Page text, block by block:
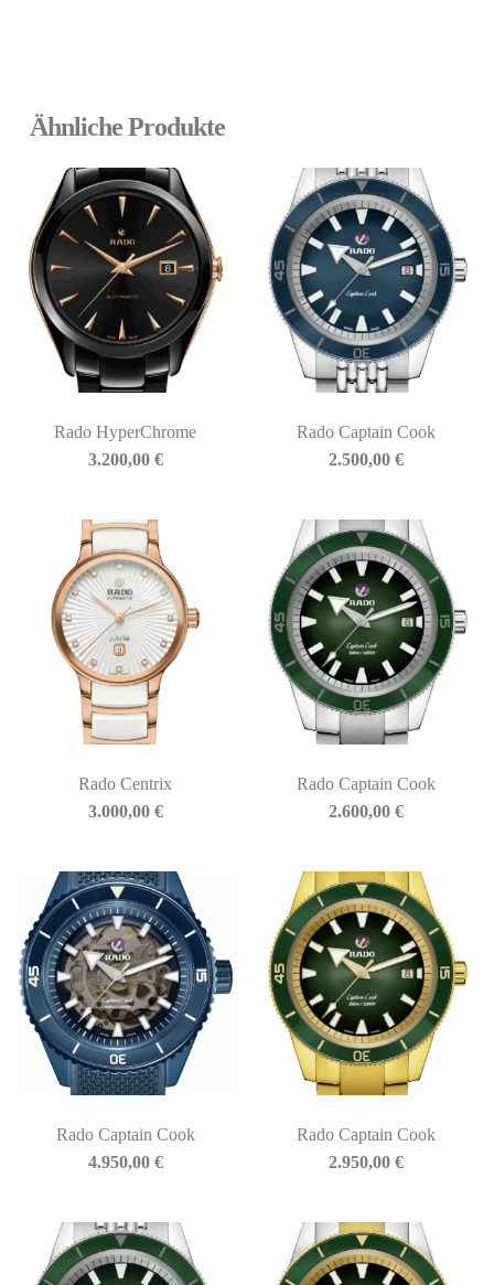
Ähnliche Produkte
Rado HyperChrome
3.200,00 €
Rado Captain Cook
2.500,00€
Rado Centrix
3.000,00 €
Rado Captain Cook
2.600,00€
Rado Captain Cook
4.950,00 €
Rado Captain Cook
2.950,00€